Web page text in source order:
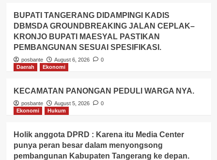
BUPATI TANGERANG DIDAMPINGI KADIS
DBMSDA GROUNDBREAKING JALAN CEPLAK–
KRONJO BUPATI MAESYAL PASTIKAN
PEMBANGUNAN SESUAI SPESIFIKASI.
posbante August 6, 2026
0
Daerah
Ekonomi
KECAMATAN PANONGAN PEDULI WARGA NYA.
posbante August 5, 2026
0
Ekonomi
Hukum
Holik anggota DPRD : Karena itu Media Center
punya peran besar dalam menyongsong
pembangunan Kabupaten Tangerang ke depan.